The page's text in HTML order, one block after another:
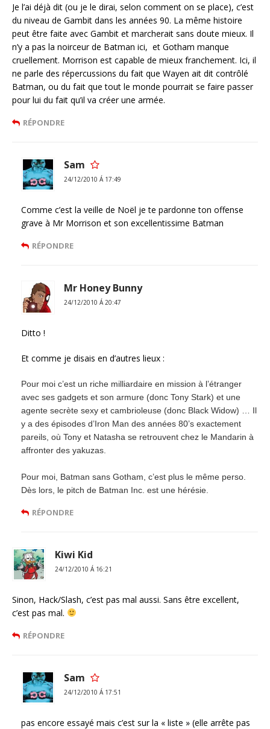
Je l’ai déjà dit (ou je le dirai, selon comment on se place), c’est
du niveau de Gambit dans les années 90. La même histoire
peut être faite avec Gambit et marcherait sans doute mieux. Il
n’y a pas la noirceur de Batman ici, et Gotham manque
cruellement. Morrison est capable de mieux franchement. Ici, il
ne parle des répercussions du fait que Wayen ait dit contrôlé
Batman, ou du fait que tout le monde pourrait se faire passer
pour lui du fait qu’il va créer une armée.
RÉPONDRE
Sam
24/12/2010 Á 17:49
Comme c’est la veille de Noël je te pardonne ton offense
grave à Mr Morrison et son excellentissime Batman
RÉPONDRE
Mr Honey Bunny
24/12/2010 Á 20:47
Ditto !
Et comme je disais en d’autres lieux :
Pour moi c’est un riche milliardaire en mission à l’étranger
avec ses gadgets et son armure (donc Tony Stark) et une
agente secrète sexy et cambrioleuse (donc Black Widow) … Il
y a des épisodes d’Iron Man des années 80’s exactement
pareils, où Tony et Natasha se retrouvent chez le Mandarin à
affronter des yakuzas.
Pour moi, Batman sans Gotham, c’est plus le même perso.
Dès lors, le pitch de Batman Inc. est une hérésie.
RÉPONDRE
Kiwi Kid
24/12/2010 Á 16:21
Sinon, Hack/Slash, c’est pas mal aussi. Sans être excellent,
c’est pas mal.
RÉPONDRE
Sam
24/12/2010 Á 17:51
pas encore essayé mais c’est sur la « liste » (elle arrête pas